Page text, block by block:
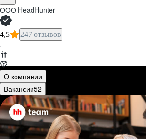
ООО HeadHunter
4,5 247 отзывов
·
О компании
Вакансии52